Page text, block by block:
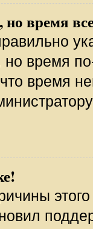
время
но время
время
этого